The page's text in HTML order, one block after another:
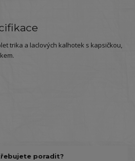
trika a laclových kalhotek s kapsičkou,
poradit?